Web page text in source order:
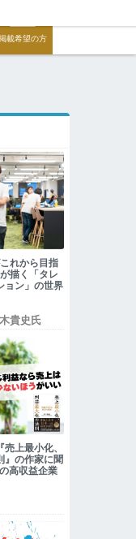
載希望の方
れから目指
描く「タレ
ョン」の世界
貴史氏
上最小化、
』の作家に聞
⾼収益企業